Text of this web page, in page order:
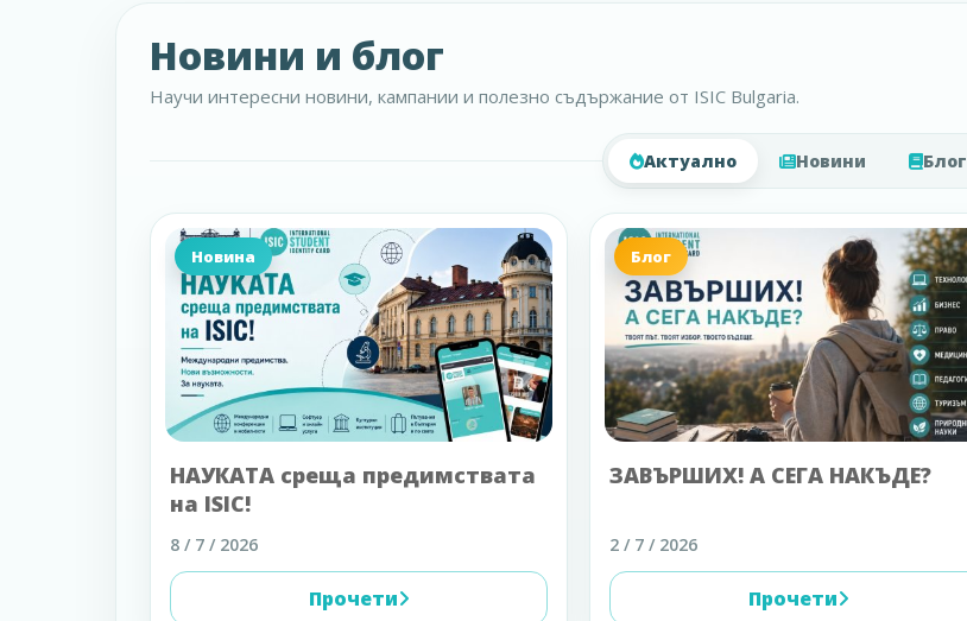
Новини и блог
Научи интересни новини, кампании и полезно съдържание от ISIC Bulgaria.
Актуално Новини Блог
Новина
НАУКАТА среща предимствата
на ISIC!
8 / 7 / 2026
Прочети
Блог
ЗАВЪРШИХ! А СЕГА НАКЪДЕ?
2 / 7 / 2026
Прочети